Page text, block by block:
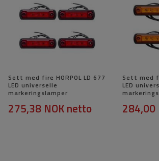
Sett med fire HORPOL LD 677
LED universelle
markeringslamper
275,38 NOKnetto
Sett med
LED
284,00